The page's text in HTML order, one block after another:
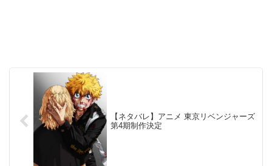
【ネタバレ】アニメ 東京リベンジャーズ
第4期制作決定